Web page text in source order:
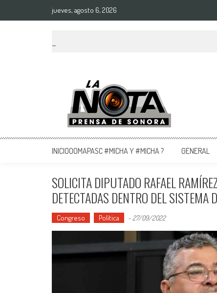
jueves, agosto 6, 2026
La Nota Prensa De Sonora
Noticias del día
INICIOOOMAPASC #MICHA Y #MICHA ? GENERAL
SOLICITA DIPUTADO RAFAEL
DETECTADAS DENTRO DEL SISTEMA
Congreso Política - 27/09/2022